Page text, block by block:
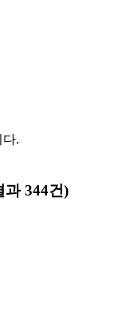
다.
과 344건)